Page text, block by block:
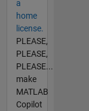
a
home
license.
PLEASE,
PLEASE,
PLEASE...
make
MATLAB
Copilot